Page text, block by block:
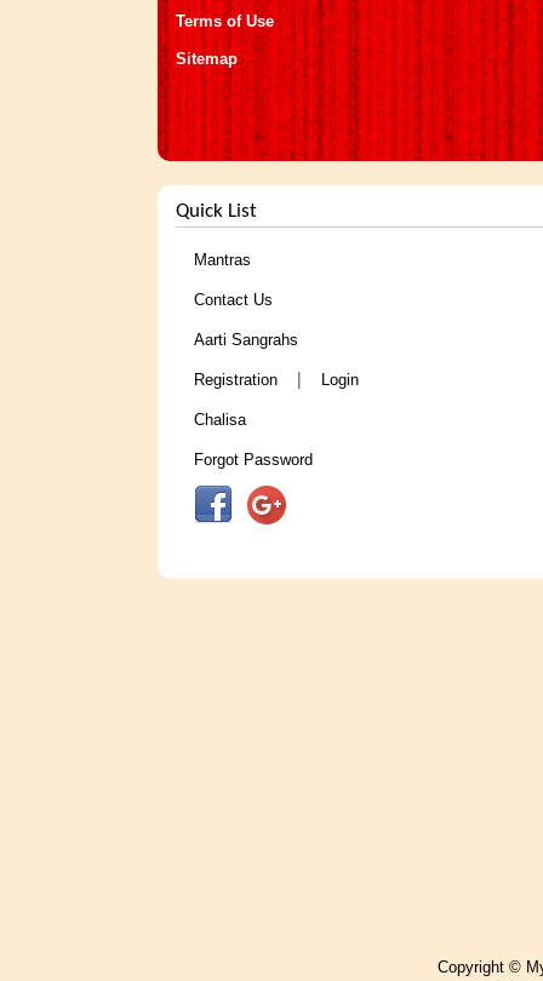
Terms of Use
Sitemap
Quick List
Mantras
Contact Us
Aarti Sangrahs
Registration | Login
Chalisa
Forgot Password
Copyright ©